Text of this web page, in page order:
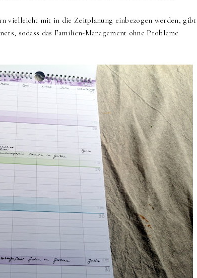
vielleicht mit in die Zeitplanung einbezogen werden, gibt
sodass das Familien-Management ohne Probleme